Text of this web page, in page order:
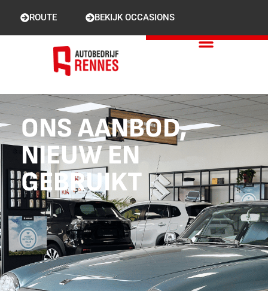
ROUTE BEKIJK OCCASIONS
ONS AANBOD,
NIEUW EN
GEBRUIKT